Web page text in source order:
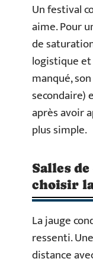
Un festival
aime. Pour
de
logistique
manqué,
secondaire)
après avoir
plus simple.
Salles
choisir
La jauge
ressenti.
distance